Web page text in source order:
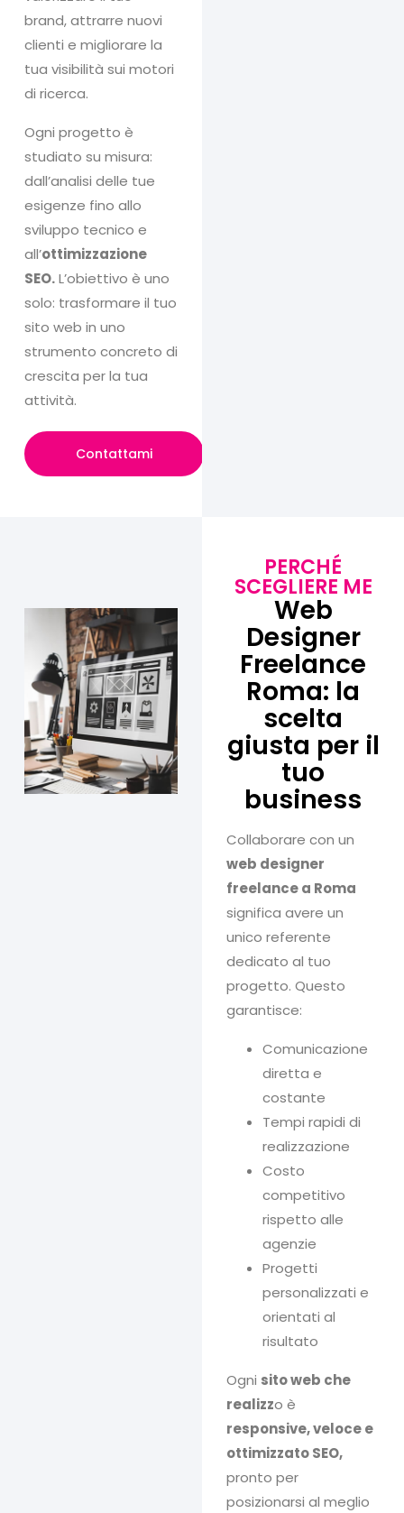
brand, attrarre nuovi
clienti e migliorare la
tua visibilità sui motori
di ricerca.
Ogni progetto è
studiato su misura:
dall’analisi delle tue
esigenze fino allo
sviluppo tecnico e
all’ottimizzazione
SEO.L’obiettivo è uno
solo: trasformare il tuo
sito web in uno
strumento concreto di
crescita per la tua
attività.
Contattami
PERCHÉ
SCEGLIERE ME
Web
Designer
Freelance
Roma: la
scelta
giusta per il
tuo
business
Collaborare con un
web designer
freelance a Roma
significa avere un
unico referente
dedicato al tuo
progetto. Questo
garantisce:
Comunicazione
diretta e
costante
Tempi rapidi di
realizzazione
Costo
competitivo
rispetto alle
agenzie
Progetti
personalizzati e
orientati al
risultato
Ogni sito web che
realizzo è
responsive, veloce e
ottimizzato SEO,
pronto per
posizionarsi al meglio